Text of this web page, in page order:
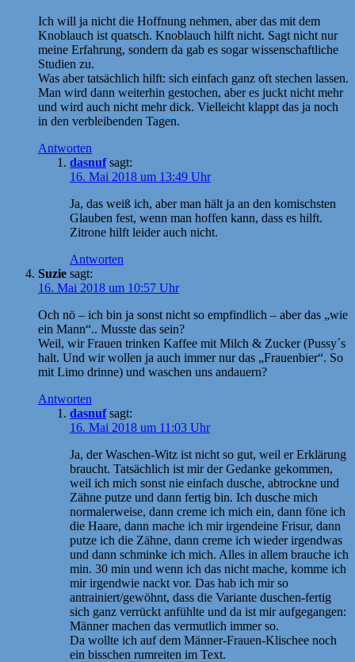
Ich will ja nicht die Hoffnung nehmen, aber das mit dem
Knoblauch ist quatsch. Knoblauch hilft nicht. Sagt nicht nur
meine Erfahrung, sondern da gab es sogar wissenschaftliche
Studien zu.
Was aber tatsächlich hilft: sich einfach ganz oft stechen lassen.
Man wird dann weiterhin gestochen, aber es juckt nicht mehr
und wird auch nicht mehr dick. Vielleicht klappt das ja noch
in den verbleibenden Tagen.
Antworten
dasnuf sagt:
16. Mai 2018 um 13:49 Uhr
Ja, das weiß ich, aber man hält ja an den komischsten
Glauben fest, wenn man hoffen kann, dass es hilft.
Zitrone hilft leider auch nicht.
Antworten
Suzie sagt:
16. Mai 2018 um 10:57 Uhr
Och nö – ich bin ja sonst nicht so empfindlich – aber das „wie
ein Mann“.. Musste das sein?
Weil, wir Frauen trinken Kaffee mit Milch & Zucker (Pussy´s
halt. Und wir wollen ja auch immer nur das „Frauenbier“. So
mit Limo drinne) und waschen uns andauern?
Antworten
dasnuf sagt:
16. Mai 2018 um 11:03 Uhr
Ja, der Waschen-Witz ist nicht so gut, weil er Erklärung
braucht. Tatsächlich ist mir der Gedanke gekommen,
weil ich mich sonst nie einfach dusche, abtrockne und
Zähne putze und dann fertig bin. Ich dusche mich
normalerweise, dann creme ich mich ein, dann föne ich
die Haare, dann mache ich mir irgendeine Frisur, dann
putze ich die Zähne, dann creme ich wieder irgendwas
und dann schminke ich mich. Alles in allem brauche ich
min. 30 min und wenn ich das nicht mache, komme ich
mir irgendwie nackt vor. Das hab ich mir so
antrainiert/gewöhnt, dass die Variante duschen-fertig
sich ganz verrückt anfühlte und da ist mir aufgegangen:
Männer machen das vermutlich immer so.
Da wollte ich auf dem Männer-Frauen-Klischee noch
ein bisschen rumreiten im Text.